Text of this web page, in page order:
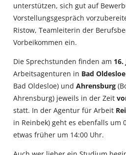
unterstützen, sich gut auf
Vorstellungsgespräch
Ristow, Teamleiterin der
Vorbeikommen ein.
Die Sprechstunden finden am 16.
Arbeitsagenturen in Bad Oldesloe
Bad Oldesloe) und Ahrensburg
Ahrensburg) jeweils in der Zeit
statt. In der Agentur für Arbeit
in Reinbek) geht es ebenfalls um
etwas früher um 14:00 Uhr.